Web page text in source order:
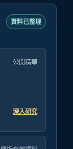
資料已整理
公開精華
深入研究